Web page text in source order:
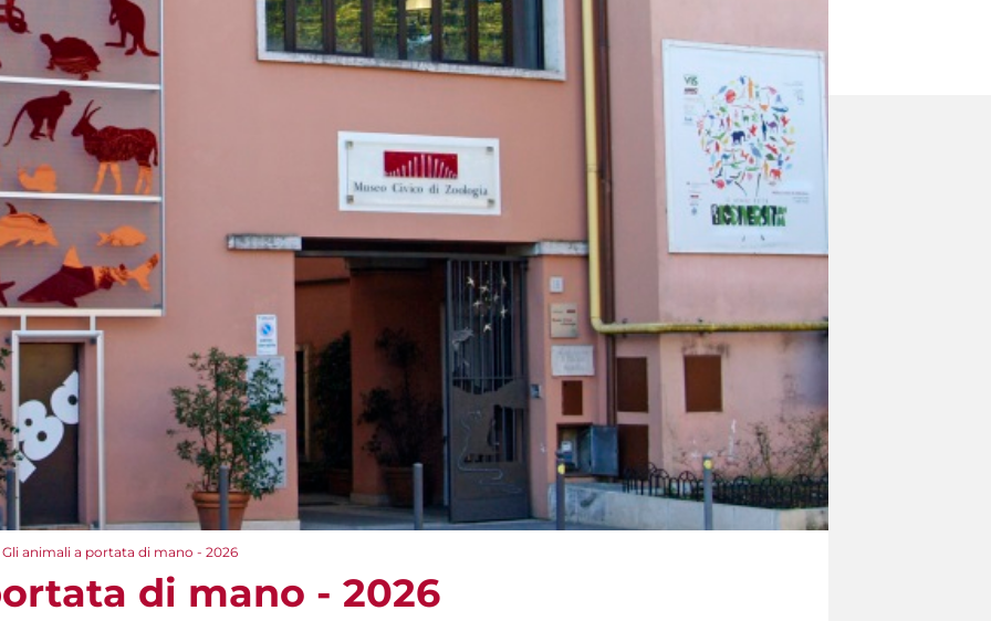
Gli animali a portata di mano - 2026
di mano - 2026